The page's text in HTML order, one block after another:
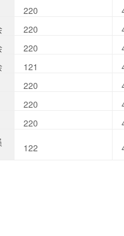
220
220
220
121
220
220
220
122